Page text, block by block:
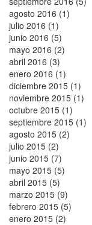
agosto 2016 (1)
julio 2016 (1)
junio 2016 (5)
mayo 2016 (2)
abril 2016 (3)
enero 2016 (1)
diciembre 2015 (1)
noviembre 2015 (1)
octubre 2015 (1)
septiembre 2015 (1)
agosto 2015 (2)
julio 2015 (2)
junio 2015 (7)
mayo 2015 (5)
abril 2015 (5)
marzo 2015 (9)
febrero 2015 (5)
enero 2015 (2)